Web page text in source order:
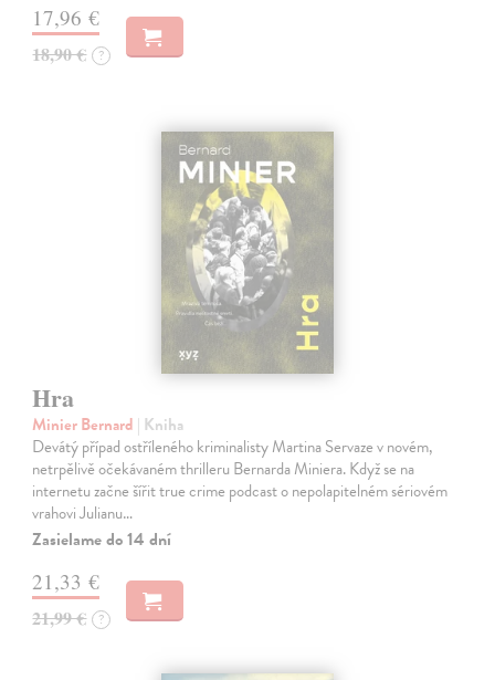
17,96 €
18,90 € ?
Hra
Minier Bernard | Kniha
Devátý případ ostříleného kriminalisty Martina Servaze v novém,
netrpělivě očekávaném thrilleru Bernarda Miniera. Když se na
internetu začne šířit true crime podcast o nepolapitelném sériovém
vrahovi Julianu…
Zasielame do 14 dní
21,33 €
21,99 € ?